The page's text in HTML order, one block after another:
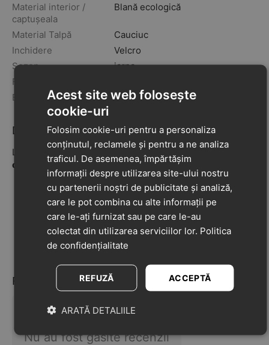
Material interior /
captușeala
Blană ecologică
Material Talpă
Cauciuc
Inchidere
Velcro
Sezon
iarna
Fabricat în
Brand
D.D. Step
Descriere
La acest model, din cauza grosimii blanitei, recomandam
o toleranta intre 0.5 cm si 1 cm.
Ghete pentru copii cu înveliș exterior
Căptușeală din blană la interior
Recomandat pentru picioare normale/late
Recomandat pentru picioare normale/late
Se recomanda a fi purtat intre 5°C si -10°C
Recenzii
Nu au fost găsite recenzii
Acest site web folosește
cookie-uri
Folosim cookie-uri pentru a personaliza
conținutul, reclamele și pentru a ne analiza
traficul. De asemenea, împărtășim
informații despre utilizarea site-ului nostru
cu partenerii noștri de publicitate și analiză,
care le pot combina cu alte informații pe
care le-ați furnizat sau pe care le-au
colectat din utilizarea serviciilor lor. Politica
de confidențialitate
ACCEPTĂ
REFUZĂ
ARATĂ DETALIILE